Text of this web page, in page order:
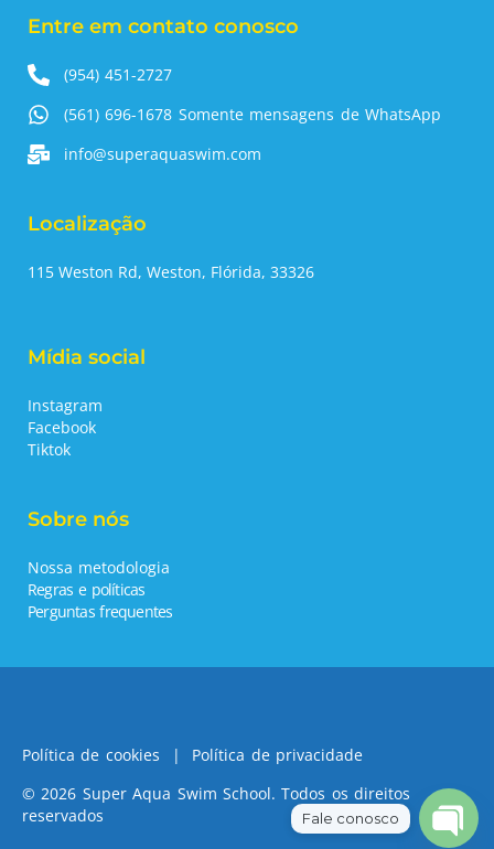
Entre em contato conosco
(954) 451-2727
(561) 696-1678 Somente mensagens de WhatsApp
info@superaquaswim.com
Localização
115 Weston Rd, Weston, Flórida, 33326
Mídia social
Instagram
Facebook
Tiktok
Sobre nós
Nossa metodologia
Regras e políticas
Perguntas frequentes
Política de cookies | Política de privacidade
© 2026 Super Aqua Swim School. Todos os direitos
reservados